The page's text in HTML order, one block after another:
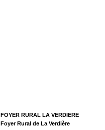
FOYER RURAL LA VERDIERE
Foyer Rural de La Verdière